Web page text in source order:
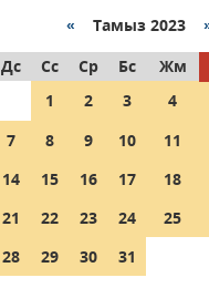
энергиясын өндіру
04 тамыз 2026 ж. 103
04 тамыз 2026 ж. 94
Германия аптап ыстыққа
байланысты суды
бастады
« Тамыз 2023
Дс
Сс Ср Бс Жм
1
2 3 4
7
8 9 10 11
14
15 16 17 18
21
22 23 24 25
28
29 30 31